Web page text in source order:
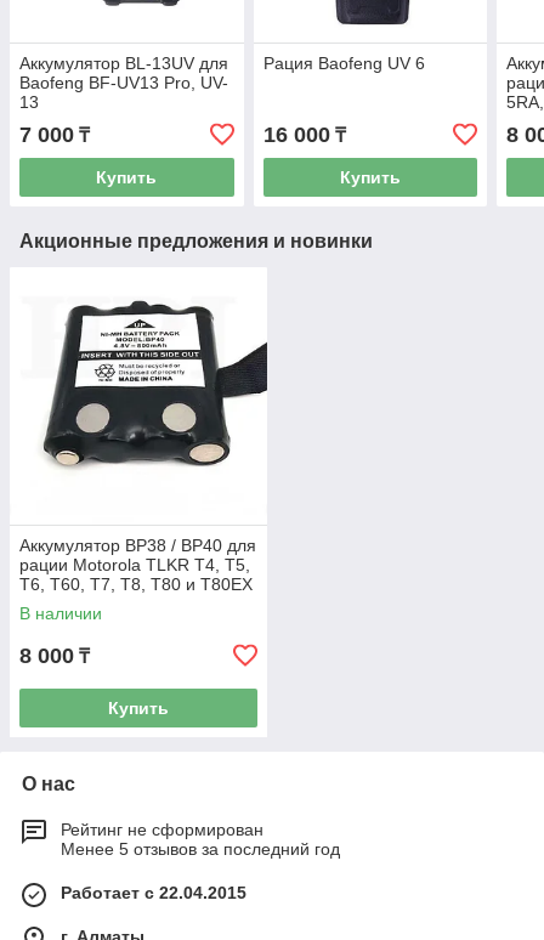
Аккумулятор BL-13UV для
Baofeng BF-UV13 Pro, UV-
13
7 000 ₸
Купить
Рация Baofeng UV 6
16 000₸
Купить
8
Акционные предложения и новинки
Аккумулятор BP38 / BP40 для
рации Motorola TLKR Т4, Т5,
Т6, Т60, Т7, Т8, Т80 и Т80EX
В наличии
8 000 ₸
Купить
О нас
Рейтинг не сформирован
Менее 5 отзывов за последний год
Работает с 22.04.2015